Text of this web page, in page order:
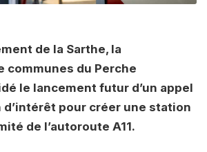
de la Sarthe, la
communes du Perche
le lancement futur d’un appel
pour créer une station
de l’autoroute A11.